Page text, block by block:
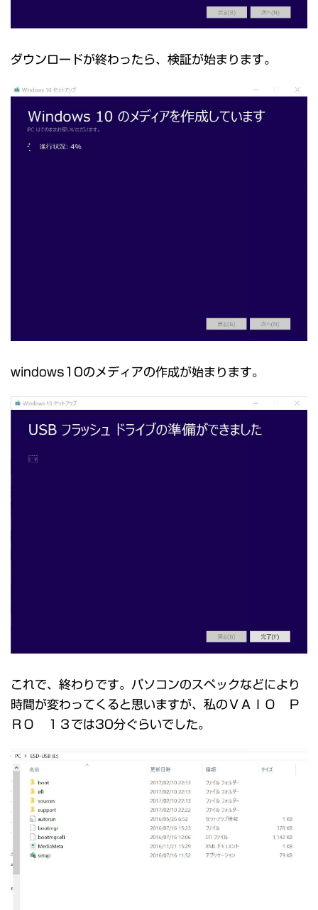
ダウンロードが終わったら、検証が始まります。
windows10のメディアの作成が始まります。
これで、終わりです。パソコンのスペックなどにより
時間が変わってくると思いますが、私のＶＡＩＯ Ｐ
ＲＯ １３では30分ぐらいでした。